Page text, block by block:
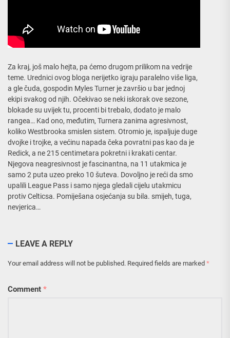
Za kraj, još malo hejta, pa ćemo drugom prilikom na vedrije
teme. Urednici ovog bloga nerijetko igraju paralelno više liga,
a gle čuda, gospodin Myles Turner je završio u bar jednoj
ekipi svakog od njih. Očekivao se neki iskorak ove sezone,
blokade su uvijek tu, procenti bi trebalo, dodato je malo
rangea… Kad ono, međutim, Turnera zanima agresivnost,
koliko Westbrooka smislen sistem. Otromio je, ispaljuje duge
dvojke i trojke, a većinu napada čeka povratni pas kao da je
Redick, a ne 215 centimetara pokretni i krakati centar.
Njegova neagresivnost je fascinantna, na 11 utakmica je
samo 2 puta uzeo preko 10 šuteva. Dovoljno je reći da smo
upalili League Pass i samo njega gledali cijelu utakmicu
protiv Celticsa. Pomiješana osjećanja su bila. smijeh, tuga,
nevjerica…
LEAVE A REPLY
Your email address will not be published. Required fields are marked *
Comment *